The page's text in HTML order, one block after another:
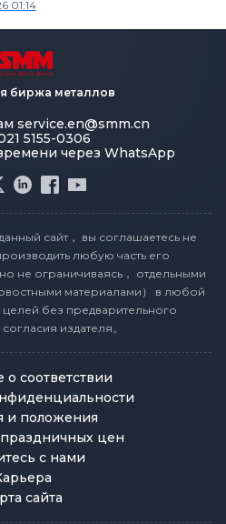
SMM по литому
сплаву]
01:14
биржа металлов
service.en@smm.cn
5155-0306
через WhatsApp
сайт， вы соглашаетесь не
любую часть его
не ограничиваясь， отдельными
материалами） в любой
без предварительного
издателя。
о соответствии
и положения
цен
с нами
сайта